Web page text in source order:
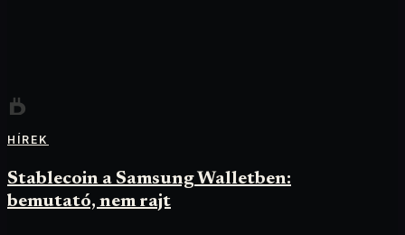
HÍREK
Stablecoin a Samsung Walletben:
bemutató, nem rajt